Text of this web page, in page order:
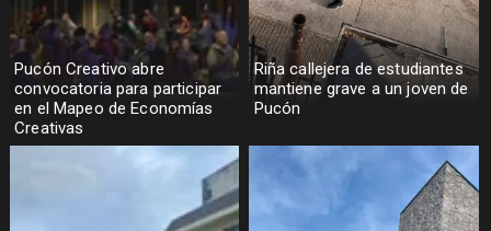
Pucón Creativo abre
convocatoria para participar
en el Mapeo de Economías
Creativas
Riña callejera de estudiantes
mantiene grave a un joven de
Pucón